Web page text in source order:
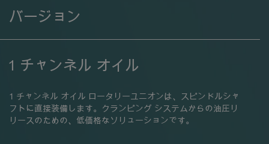
バージョン
1 チャンネル オイル
1 チャンネル オイル ロータリーユニオンは、スピンドルシャ
フトに直接装備します。クランピング システムからの油圧リ
リースのための、低価格なソリューションです。